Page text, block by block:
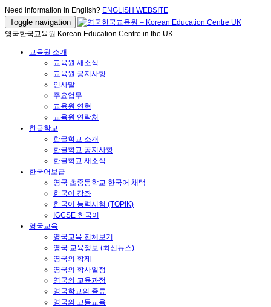
Need information in English? ENGLISH WEBSITE
Toggle navigation
영국한국교육원 Korean Education Centre in the UK
교육원 소개
교육원 새소식
교육원 공지사항
인사말
주요업무
교육원 연혁
교육원 연락처
한글학교
한글학교 소개
한글학교 공지사항
한글학교 새소식
한국어보급
영국 초중등학교 한국어 채택
한국어 강좌
한국어 능력시험 (TOPIK)
IGCSE 한국어
영국교육
영국교육 전체보기
영국 교육정보 (최신뉴스)
영국의 학제
영국의 학사일정
영국의 교육과정
영국학교의 종류
영국의 고등교육